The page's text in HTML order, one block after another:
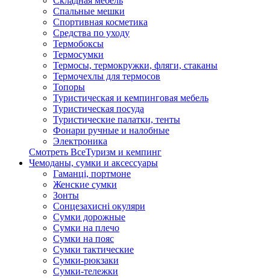
Спальные мешки
Спортивная косметика
Средства по уходу
Термобоксы
Термосумки
Термосы, термокружки, фляги, стаканы
Термочехлы для термосов
Топоры
Туристическая и кемпинговая мебель
Туристическая посуда
Туристические палатки, тенты
Фонари ручные и налобные
Электроника
Смотреть ВсеТуризм и кемпинг
Чемоданы, сумки и аксессуары
Гаманці, портмоне
Женские сумки
Зонты
Сонцезахисні окуляри
Сумки дорожные
Сумки на плечо
Сумки на пояс
Сумки тактические
Сумки-рюкзаки
Сумки-тележки